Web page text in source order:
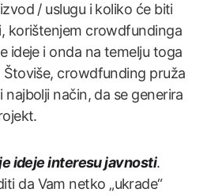
/ uslugu i koliko će biti
korištenjem crowdfundinga
ideje i onda na temelju toga
crowdfunding pruža
način, da se generira
ideje interesu javnosti.
da Vam netko „ukrade“